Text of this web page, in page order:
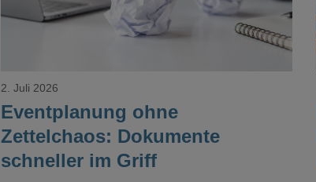
Eventplanung ohne
Zettelchaos: Dokumente
schneller im Griff
2. Juli 2026